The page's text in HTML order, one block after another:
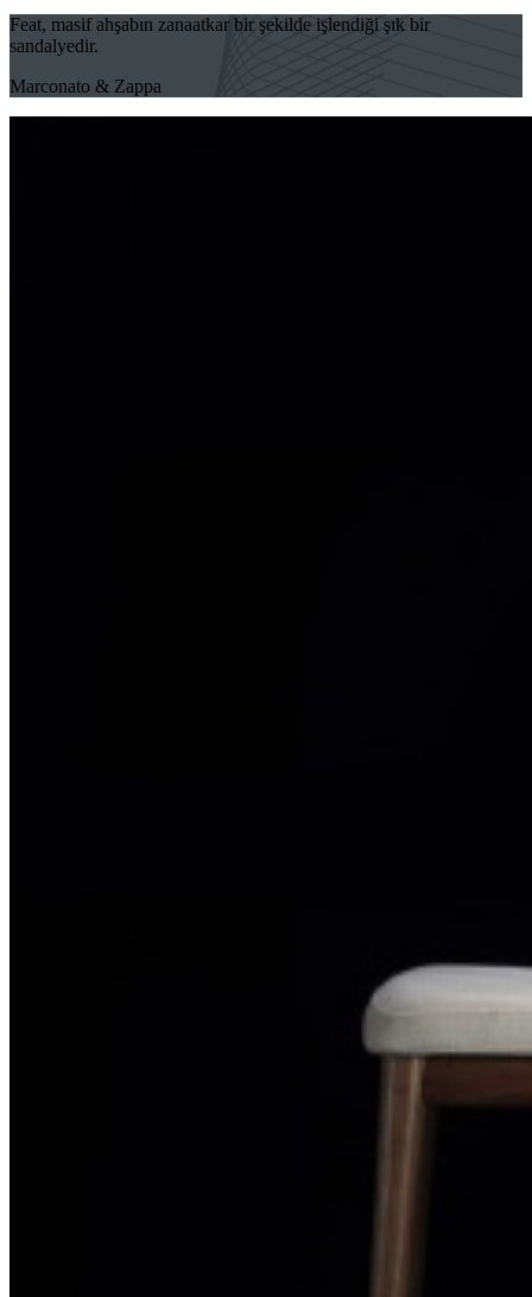
Feat, masif ahşabın zanaatkar bir şekilde işlendiği şık bir
sandalyedir.
Marconato & Zappa